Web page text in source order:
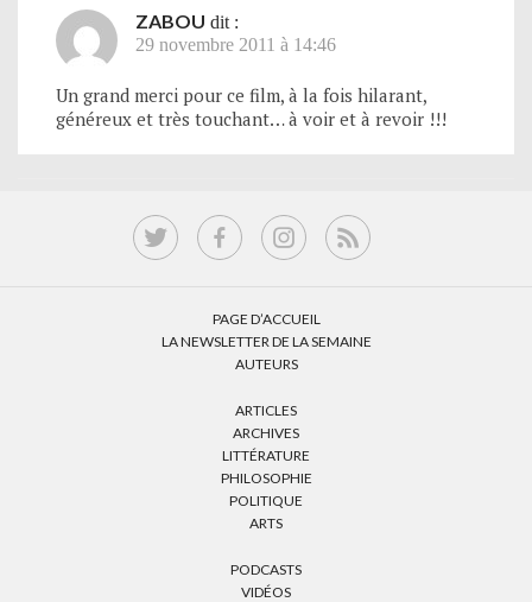
ZABOU dit :
29 novembre 2011 à 14:46
Un grand merci pour ce film, à la fois hilarant,
généreux et très touchant… à voir et à revoir !!!
PAGE D’ACCUEIL
LA NEWSLETTER DE LA SEMAINE
AUTEURS
ARTICLES
ARCHIVES
LITTÉRATURE
PHILOSOPHIE
POLITIQUE
ARTS
PODCASTS
VIDÉOS